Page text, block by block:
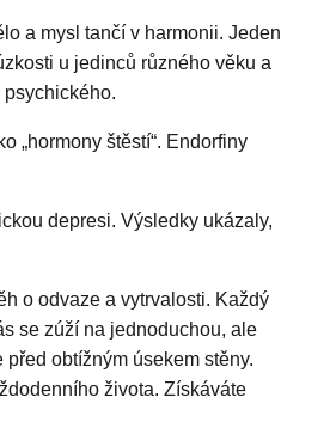
a mysl tančí v harmonii. Jeden
u jedinců různého věku a
„hormony štěstí“. Endorfiny
depresi. Výsledky ukázaly,
o odvaze a vytrvalosti. Každý
se zúží na jednoduchou, ale
obtížným úsekem stěny.
života. Získáváte